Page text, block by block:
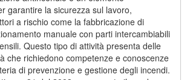
garantire la sicurezza sul lavoro,
a rischio come la fabbricazione di
manuale con parti intercambiabili
Questo tipo di attività presenta delle
che richiedono competenze e conoscenze
di prevenzione e gestione degli incendi.